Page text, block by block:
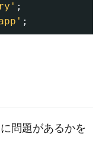
;
;
問題があるかを